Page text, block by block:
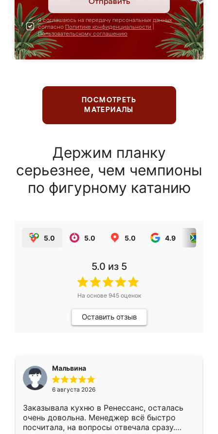
Отправить
Я соглашаюсь на передачу персональных данных
согласно Политике конфиденциальности
Пользовательскому соглашению
ПОСМОТРЕТЬ
МАТЕРИАЛЫ
Держим планку
серьезнее, чем чемпионы
по фигурному катанию
5.0 5.0 5.0 4.9
5.0 из 5
На основе 945оценок
Оставить отзыв
Мальвина
6 августа 2026
Заказывала кухню в Ренессанс, осталась
очень довольна. Менеджер всё быстро
посчитала, на вопросы отвечала сразу.